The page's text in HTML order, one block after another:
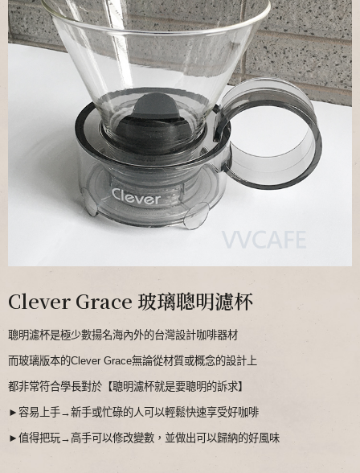
Clever Grace 玻璃聰明濾杯
聰明濾杯是極少數揚名海內外的台灣設計咖啡器材
而玻璃版本的Clever Grace無論從材質或概念的設計上
都非常符合學長對於【聰明濾杯就是要聰明的訴求】
►容易上手→新手或忙碌的人可以輕鬆快速享受好咖啡
►值得把玩→高手可以修改變數，並做出可以歸納的好風味